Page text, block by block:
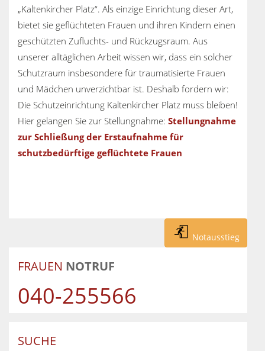
„Kaltenkircher Platz“. Als einzige Einrichtung dieser Art,
bietet sie geflüchteten Frauen und ihren Kindern einen
geschützten Zufluchts- und Rückzugsraum. Aus
unserer alltäglichen Arbeit wissen wir, dass ein solcher
Schutzraum insbesondere für traumatisierte Frauen
und Mädchen unverzichtbar ist. Deshalb fordern wir:
Die Schutzeinrichtung Kaltenkircher Platz muss bleiben!
Hier gelangen Sie zur Stellungnahme: Stellungnahme
zur Schließung der Erstaufnahme für
schutzbedürftige geflüchtete Frauen
Notausstieg
FRAUEN NOTRUF
040-255566
SUCHE